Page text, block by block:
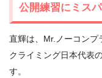
公開練習にミス
直輝は、Mr.ノーコンプ
クライミング日本代表
す。